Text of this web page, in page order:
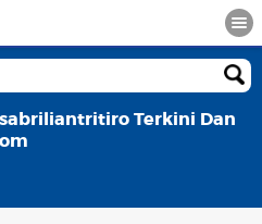
Terkini Dan